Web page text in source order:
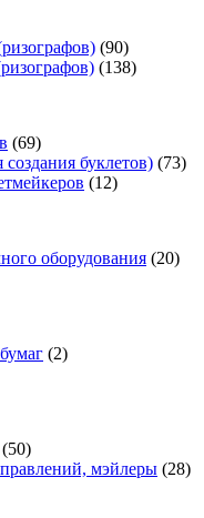
(90)
(138)
(69)
буклетов) (73)
(12)
оборудования (20)
(2)
(50)
мэйлеры (28)